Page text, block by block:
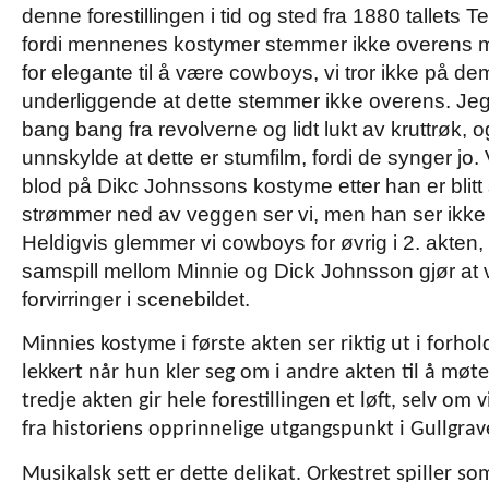
denne forestillingen i tid og sted fra 1880 tallets
fordi mennenes kostymer stemmer ikke overens
for elegante til å være cowboys, vi tror ikke på
underliggende at dette stemmer ikke overens.
bang bang fra revolverne og lidt lukt av kruttrøk,
unnskylde at dette er stumfilm, fordi de synger jo.
blod på Dikc Johnssons kostyme etter han er
strømmer ned av veggen ser vi, men han ser
Heldigvis glemmer vi cowboys for øvrig i 2.
samspill mellom Minnie og Dick Johnsson gjør at
forvirringer i scenebildet.
Minnies kostyme i første akten ser riktig ut i
lekkert når hun kler seg om i andre akten til å
tredje akten gir hele forestillingen et løft, selv om
fra historiens opprinnelige utgangspunkt i
Musikalsk sett er dette delikat. Orkestret spiller